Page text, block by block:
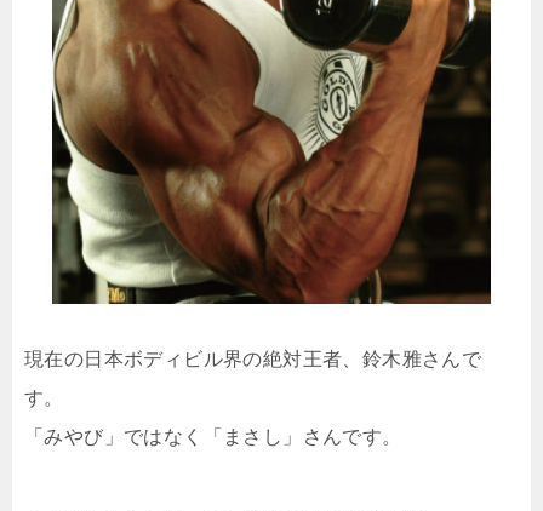
現在の日本ボディビル界の絶対王者、鈴木雅さんで
す。
「みやび」ではなく「まさし」さんです。